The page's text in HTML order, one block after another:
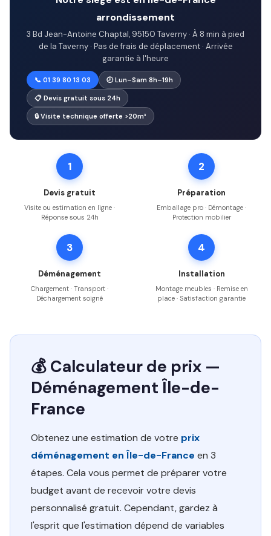
arrondissement
3 Bd Jean-Antoine Chaptal, 95150 Taverny · À 8 min à pied
de la Taverny · Pas de frais de déplacement · Arrivée
garantie à l'heure
📞 01 39 80 13 03 🕗 Lun–Sam 8h–19h
📋 Devis gratuit sous 24h
🔒 Visite technique offerte >20m³
1
Devis gratuit
Visite ou estimation en ligne ·
Réponse sous 24h
2
Préparation
Emballage pro · Démontage ·
Protection mobilier
3
Déménagement
Chargement · Transport ·
Déchargement soigné
4
Installation
Montage meubles · Remise en
place · Satisfaction garantie
💰 Calculateur de prix —
Déménagement Île-de-
France
Obtenez une estimation de votre prix
déménagement en Île-de-France en 3
étapes. Cela vous permet de préparer votre
budget avant de recevoir votre devis
personnalisé gratuit. Cependant, gardez à
l'esprit que l'estimation dépend de variables